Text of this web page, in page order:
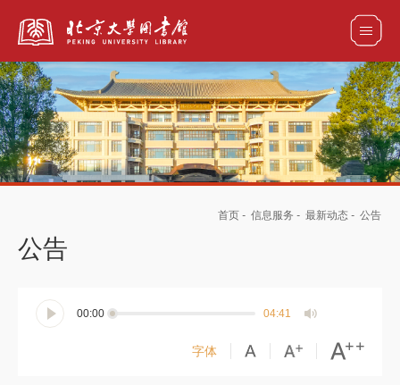
全部资源
首页 - 信息服务 - 最新动态 - 公告
公告
00:00 04:41
字体